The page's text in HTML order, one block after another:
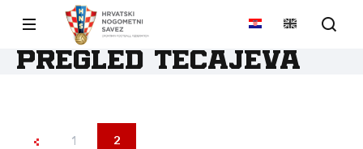
Pregled tečajeva
1 2